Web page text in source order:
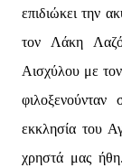
επιδιώκει την
τον Λάκη
Αισχύλου με
εκκλησία του
χρηστά μας